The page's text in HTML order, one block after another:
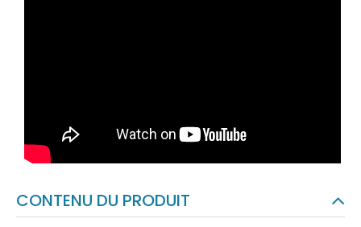
CONTENU DU PRODUIT